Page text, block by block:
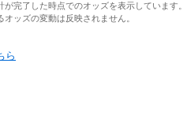
完了した時点でのオッズを表示しています。
ッズの変動は反映されません。
ら